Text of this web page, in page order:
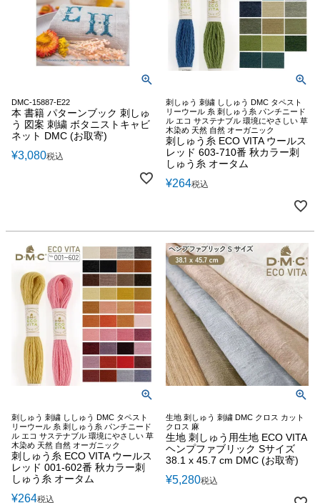
DMC-15887-E22
本 書籍 パターンブック 刺しゅ
う 図案 刺繍 ボタニストキャビ
ネット DMC (お取寄)
¥3,080税込
刺しゅう 刺繍 ししゅう DMC タペスト
リーウール 糸 刺しゅう糸 パンチニード
ル エコ サステナブル 環境にやさしい 草
木染め 天然 自然 オーガニック
刺しゅう糸 ECO VITA ウールス
レッド 603-710番 秋カラー刺
しゅう糸 オータム
¥264税込
刺しゅう 刺繍 ししゅう DMC タペスト
リーウール 糸 刺しゅう糸 パンチニード
ル エコ サステナブル 環境にやさしい 草
木染め 天然 自然 オーガニック
刺しゅう糸 ECO VITA ウールス
レッド 001-602番 秋カラー刺
しゅう糸 オータム
¥264税込
生地 刺しゅう 刺繍 DMC クロス カット
クロス 麻
生地 刺しゅう用生地 ECO VITA
ヘンプファブリック Sサイズ
38.1 x 45.7 cm DMC (お取寄)
¥5,280税込